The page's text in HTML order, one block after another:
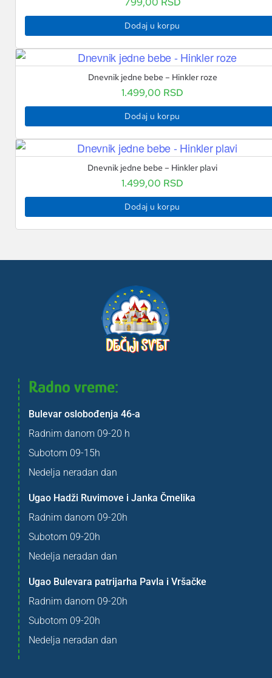
Dodaj u korpu
Dnevnik jedne bebe – Hinkler roze
1.499,00 RSD
Dodaj u korpu
Dnevnik jedne bebe – Hinkler plavi
1.499,00 RSD
Dodaj u korpu
Radno vreme:
Bulevar oslobođenja 46-a
Radnim danom 09-20 h
Subotom 09-15h
Nedelja neradan dan
Ugao Hadži Ruvimove i Janka Čmelika
Radnim danom 09-20h
Subotom 09-20h
Nedelja neradan dan
Ugao Bulevara patrijarha Pavla i Vršačke
Radnim danom 09-20h
Subotom 09-20h
Nedelja neradan dan